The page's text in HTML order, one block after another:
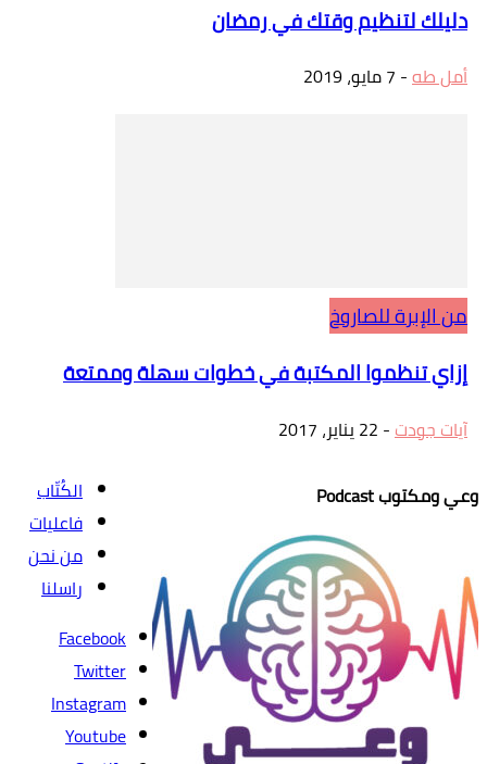
دليلك لتنظيم وقتك في رمضان
أمل طه- 7 مايو، 2019
من الإبرة للصاروخ
إزاي تنظموا المكتبة في خطوات سهلة وممتعة
آيات جودت- 22 يناير، 2017
وعي ومكتوب Podcast
الكُتّاب
فاعليات
من نحن
راسلنا
Facebook
Twitter
Instagram
Youtube